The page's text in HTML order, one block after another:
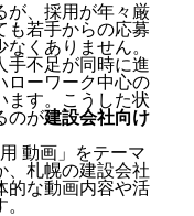
が、採用が年々厳
も若手からの応募
くありません。
手不足が同時に進
ローワーク中心の
ます。こうした状
のが建設会社向け
動画」をテーマ
、札幌の建設会社
的な動画内容や活